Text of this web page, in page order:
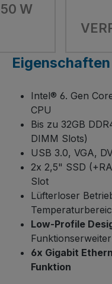
50 W
Eigenschaften
Intel® 6. Gen
CPU
Bis zu 32GB
DIMM Slots)
USB 3.0, VGA,
2x 2,5" SSD
Slot
Lüfterloser
Low-Profile
6x Gigabit
Funktion